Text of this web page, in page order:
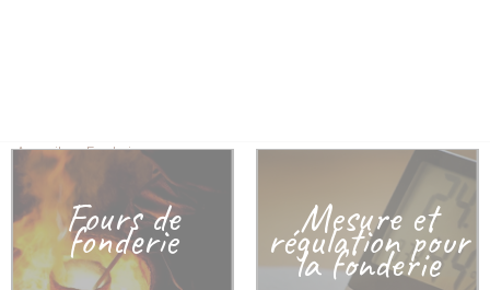
Accueil > Fonderie
Fours de
fonderie Mesure et
régulation pour
la fonderie